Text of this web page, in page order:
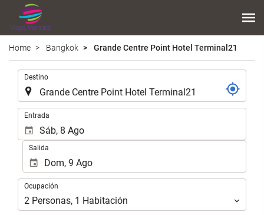
Home Bangkok Grande Centre Point Hotel Terminal21
Destino
Entrada
Salida
Ocupación
Ocupación
2 Personas, 1 Habitación